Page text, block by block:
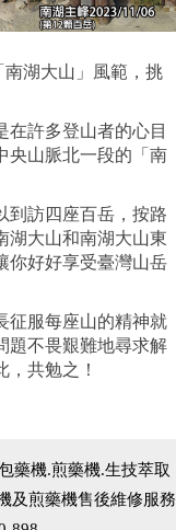
湖大山」風範，挑
在許多登山者的心目
央山脈北一段的「南
到訪四座百岳，按路
湖大山和南湖大山東
你好好享受臺灣山岳
征服每座山的精神就
題不畏艱難地尋求解
共勉之！
藥機.煎藥機.生技萃取
及煎藥機售後維修服務